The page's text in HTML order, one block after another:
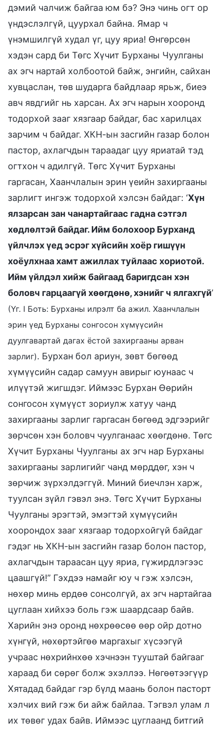
дэмий чалчиж байгаа юм бэ? Энэ чинь огт ор
үндэслэлгүй, цуурхал байна. Ямар ч
үнэмшилгүй худал үг, цуу яриа! Өнгөрсөн
хэдэн сард би Төгс Хүчит Бурханы Чуулганы
ах эгч нартай холбоотой байж, энгийн, сайхан
хувцаслан, төв шударга байдлаар ярьж, биеэ
авч явдгийг нь харсан. Ах эгч нарын хооронд
тодорхой зааг хязгаар байдаг, бас харилцах
зарчим ч байдаг. ХКН-ын засгийн газар болон
пастор, ахлагчдын тараадаг цуу яриатай тэд
огтхон ч адилгүй. Төгс Хүчит Бурханы
гаргасан, Хаанчлалын эрин үеийн захиргааны
зарлигт ингэж тодорхой хэлсэн байдаг: ‘Хүн
ялзарсан зан чанартайгаас гадна сэтгэл
хөдлөлтэй байдаг. Ийм болохоор Бурханд
үйлчлэх үед эсрэг хүйсийн хоёр гишүүн
хоёулхнаа хамт ажиллах туйлаас хориотой.
Ийм үйлдэл хийж байгаад баригдсан хэн
боловч гарцаагүй хөөгдөнө, хэнийг ч ялгахгүй’
(Үг. I Боть: Бурханы илрэлт ба ажил. Хаанчлалын
эрин үед Бурханы сонгосон хүмүүсийн
дуулгавартай дагах ёстой захиргааны арван
зарлиг). Бурхан бол ариун, зөвт бөгөөд
хүмүүсийн садар самуун авирыг юунаас ч
илүүтэй жигшдэг. Иймээс Бурхан Өөрийн
сонгосон хүмүүст зориулж хатуу чанд
захиргааны зарлиг гаргасан бөгөөд эдгээрийг
зөрчсөн хэн боловч чуулганаас хөөгдөнө. Төгс
Хүчит Бурханы Чуулганы ах эгч нар Бурханы
захиргааны зарлигийг чанд мөрддөг, хэн ч
зөрчиж зүрхэлдэггүй. Миний биечлэн харж,
туулсан зүйл гэвэл энэ. Төгс Хүчит Бурханы
Чуулганы эрэгтэй, эмэгтэй хүмүүсийн
хоорондох зааг хязгаар тодорхойгүй байдаг
гэдэг нь ХКН-ын засгийн газар болон пастор,
ахлагчдын тараасан цуу яриа, гүжирдлэгээс
цаашгүй!” Гэхдээ намайг юу ч гэж хэлсэн,
нөхөр минь ердөө сонсолгүй, ах эгч нартайгаа
цуглаан хийхээ боль гэж шаардсаар байв.
Харийн энэ оронд нөхрөөсөө өөр ойр дотно
хүнгүй, нөхөртэйгөө маргахыг хүсээгүй
учраас нөхрийнхөө хэчнээн тууштай байгааг
хараад би сөрөг болж эхэллээ. Нөгөөтээгүүр
Хятадад байдаг гэр бүлд маань болон пасторт
хэлчих вий гэж би айж байлаа. Тэгвэл улам л
их төвөг удах байв. Иймээс цуглаанд битгий